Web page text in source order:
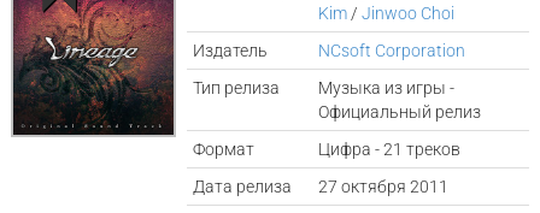
Kim /Jinwoo Choi
Издатель
NCsoft Corporation
Тип релиза
Музыка из игры -
Официальный релиз
Формат
Цифра - 21 треков
Дата релиза
27 октября 2011